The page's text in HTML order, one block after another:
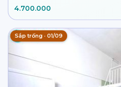
4.700.000
Sắp trống · 01/09